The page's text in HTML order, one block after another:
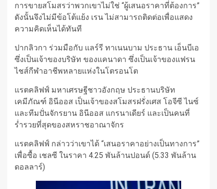
การขายสโมสรว่าพวกเขาไม่ใช่ “ผู้เสนอราคาที่ต้องการ”
ดังนั้นจึงไม่มีข้อโต้แย้ง เรน ไม่สามารถติดต่อเพื่อแสดง
ความคิดเห็นได้ทันที
ปากลิวกา ร่วมมือกับ แลร์รี ทาเนนบาม ประธาน เอ็นบีเอ
ซึ่งเป็นเจ้าของบริษัท ของแคนาดา ซึ่งเป็นเจ้าของแฟรน
ไชส์กีฬาอาชีพหลายแห่งในโตรอนโต
แรตคลิฟฟ์ มหาเศรษฐีชาวอังกฤษ ประธานบริษัท
เคมีภัณฑ์ อินีออส เป็นเจ้าของสโมสรฝรั่งเศส โอจีซี ไนซ์
และทีมปั่นจักรยาน อินีออส แกรนาเดียร์ และเป็นคนที่
ร่ำรวยที่สุดของสหราชอาณาจักร
แรตคลิฟฟ์ กล่าวว่าเขาได้ “เสนอราคาอย่างเป็นทางการ”
เพื่อซื้อ เชลซี ในราคา 4.25 พันล้านปอนด์ (5.33 พันล้าน
ดอลลาร์)